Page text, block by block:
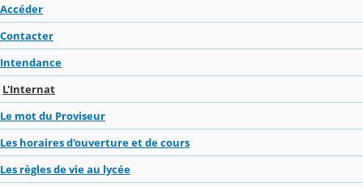
Accéder
Contacter
Intendance
L'Internat
Le mot du Proviseur
Les horaires d'ouverture et de cours
Les règles de vie au lycée